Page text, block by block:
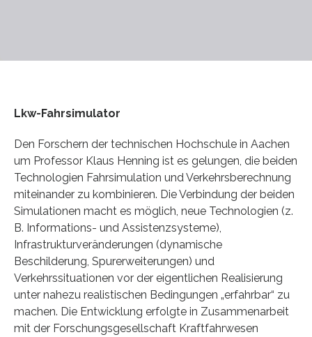
Lkw-Fahrsimulator
Den Forschern der technischen Hochschule in Aachen
um Professor Klaus Henning ist es gelungen, die beiden
Technologien Fahrsimulation und Verkehrsberechnung
miteinander zu kombinieren. Die Verbindung der beiden
Simulationen macht es möglich, neue Technologien (z.
B. Informations- und Assistenzsysteme),
Infrastrukturveränderungen (dynamische
Beschilderung, Spurerweiterungen) und
Verkehrssituationen vor der eigentlichen Realisierung
unter nahezu realistischen Bedingungen „erfahrbar“ zu
machen. Die Entwicklung erfolgte in Zusammenarbeit
mit der Forschungsgesellschaft Kraftfahrwesen